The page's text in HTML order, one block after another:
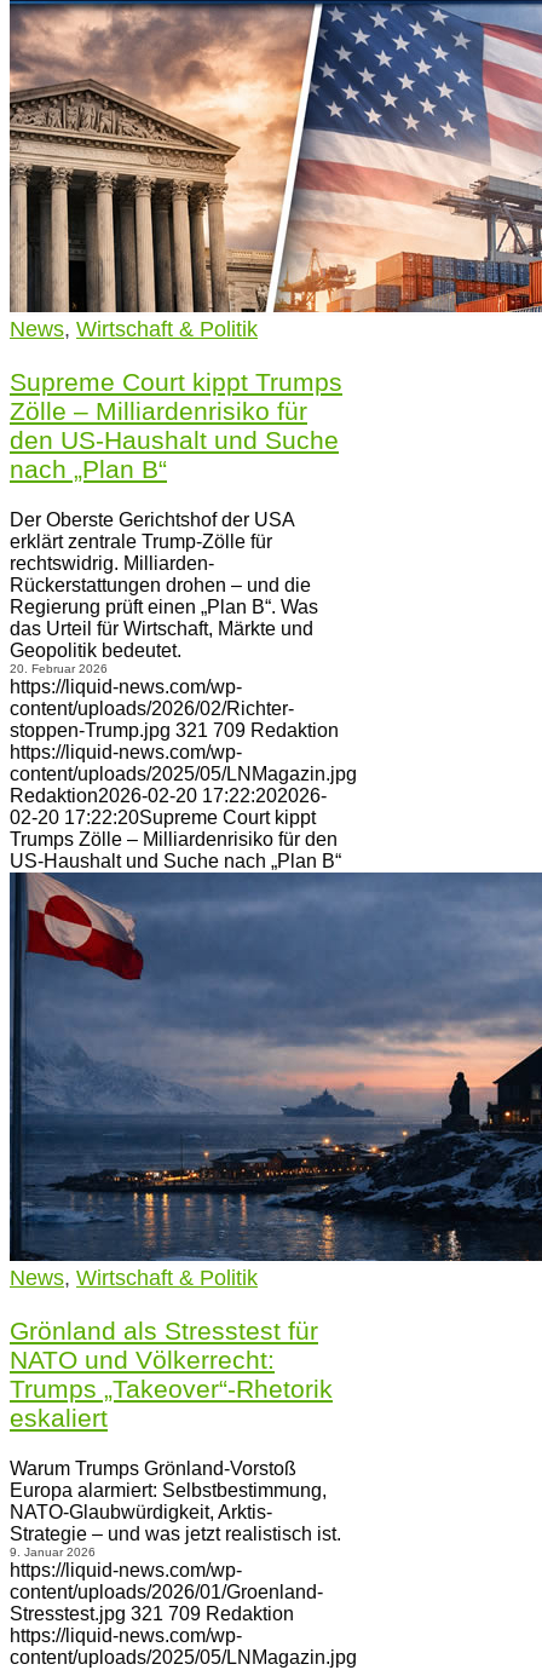
News, Wirtschaft & Politik
Supreme Court kippt Trumps
Zölle – Milliardenrisiko für
den US-Haushalt und Suche
nach „Plan B“
Der Oberste Gerichtshof der USA
erklärt zentrale Trump-Zölle für
rechtswidrig. Milliarden-
Rückerstattungen drohen – und die
Regierung prüft einen „Plan B“. Was
das Urteil für Wirtschaft, Märkte und
Geopolitik bedeutet.
20. Februar 2026
https://liquid-news.com/wp-
content/uploads/2026/02/Richter-
stoppen-Trump.jpg 321 709 Redaktion
https://liquid-news.com/wp-
content/uploads/2025/05/LNMagazin.jpg
Redaktion2026-02-20 17:22:202026-
02-20 17:22:20Supreme Court kippt
Trumps Zölle – Milliardenrisiko für den
US-Haushalt und Suche nach „Plan B“
News, Wirtschaft & Politik
Grönland als Stresstest für
NATO und Völkerrecht:
Trumps „Takeover“-Rhetorik
eskaliert
Warum Trumps Grönland-Vorstoß
Europa alarmiert: Selbstbestimmung,
NATO-Glaubwürdigkeit, Arktis-
Strategie – und was jetzt realistisch ist.
9. Januar 2026
https://liquid-news.com/wp-
content/uploads/2026/01/Groenland-
Stresstest.jpg 321 709 Redaktion
https://liquid-news.com/wp-
content/uploads/2025/05/LNMagazin.jpg